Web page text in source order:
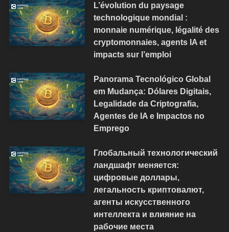
L’évolution du paysage
technologique mondial :
monnaie numérique, légalité des
cryptomonnaies, agents IA et
impacts sur l’emploi
Panorama Tecnológico Global
em Mudança: Dólares Digitais,
Legalidade da Criptografia,
Agentes de IA e Impactos no
Emprego
Глобальный технологический
ландшафт меняется:
цифровые доллары,
легальность криптовалют,
агенты искусственного
интеллекта и влияние на
рабочие места